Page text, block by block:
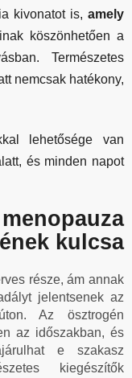
kivonatot is, amely
köszönhetően a
Természetes
nemcsak hatékony,
lehetősége van
és minden napot
kulcsa
része, ám annak
jelentsenek az
Az ösztrogén
az időszakban, és
e szakasz
kiegészítők